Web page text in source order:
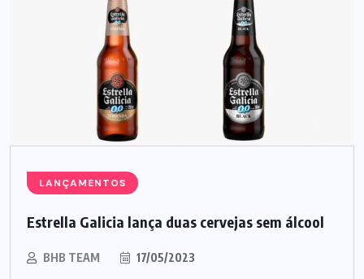
LANÇAMENTOS
Estrella Galicia lança duas cervejas sem álcool
BHB TEAM 17/05/2023